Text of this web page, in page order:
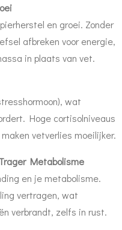
en groei. Zonder
afbreken voor energie,
in plaats van vet.
wat
Hoge cortisolniveaus
vetverlies moeilijker.
Metabolisme
en je metabolisme.
vertragen, wat
verbrandt, zelfs in rust.